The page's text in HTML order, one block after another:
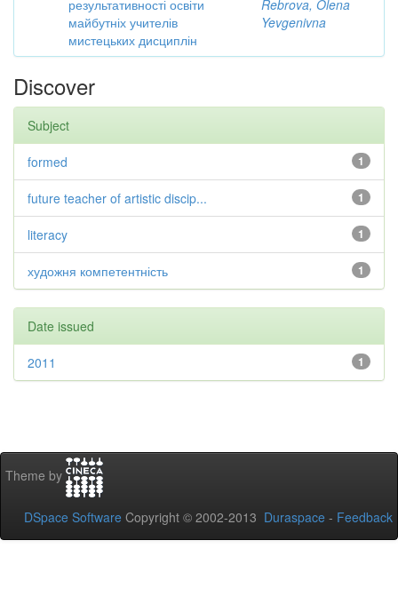
результативності освіти
майбутніх учителів
мистецьких дисциплін
Rebrova, Olena
Yevgenivna
Discover
Subject
1
formed
1
future teacher of artistic discip...
1
literacy
1
художня компетентність
Date issued
1
2011
Theme by
DSpace Software Copyright © 2002-2013 Duraspace - Feedback